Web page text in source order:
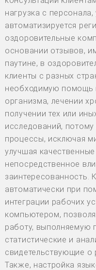
нагрузка с
автоматизируется
оздоровительные
основании отзывов,
паутине, в
клиенты с разных
необходимую помощь
организма, лечении
получении тех или
исследований,
процессы, исключая
улучшая
непосредственное
заинтересованность.
автоматически при
интеграции рабочих
компьютером,
работу, выполняемую
статистические и
свидетельствующие о
Также, настройка